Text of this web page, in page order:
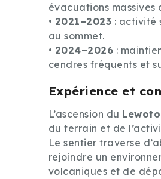
évacuations
• 2021–2023 : activité
au sommet.
• 2024–2026 :
cendres fréquents et
Expérience et
L’ascension du
du terrain et de
Le sentier traverse
rejoindre un
volcaniques et de